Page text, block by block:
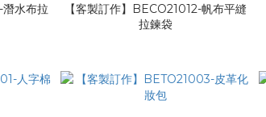
水布拉
【客製訂作】BECO21012-帆布平縫
拉鍊袋